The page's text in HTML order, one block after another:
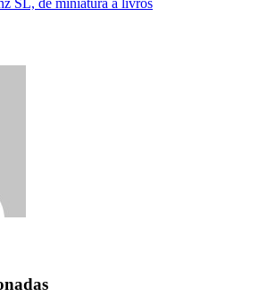
SL, de miniatura a livros